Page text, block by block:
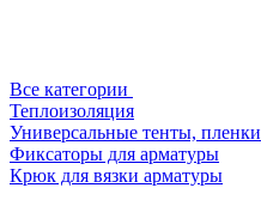
Все категории
Теплоизоляция
Универсальные тенты, пленки
Фиксаторы для арматуры
Крюк для вязки арматуры